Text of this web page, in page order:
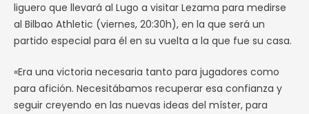
liguero que llevará al Lugo a visitar Lezama para medirse
al Bilbao Athletic (viernes, 20:30h), en la que será un
partido especial para él en su vuelta a la que fue su casa.
«Era una victoria necesaria tanto para jugadores como
para afición. Necesitábamos recuperar esa confianza y
seguir creyendo en las nuevas ideas del míster, para